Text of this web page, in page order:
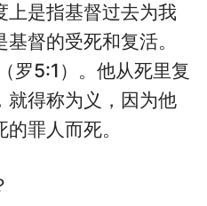
上是指基督过去为我
督的受死和复活。
罗5:1）。他从死里复
就得称为义，因为他
罪人而死。